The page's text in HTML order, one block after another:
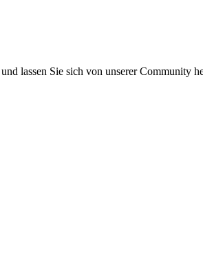
lassen Sie sich von unserer Community